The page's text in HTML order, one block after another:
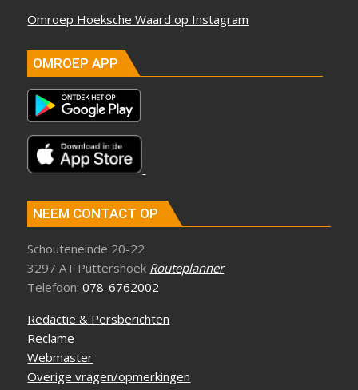
Omroep Hoeksche Waard op Instagram
OMROEP APP
NEEM CONTACT OP
Schouteneinde 20-22
3297 AT Puttershoek Routeplanner
Telefoon:078-6762002
Redactie & Persberichten
Reclame
Webmaster
Overige vragen/opmerkingen